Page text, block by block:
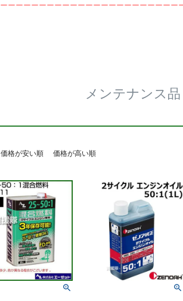
メンテナンス品
価格が安い順 価格が高い順